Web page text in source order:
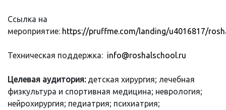
Ссылка на
мероприятие: https://pruffme.com/landing/u4016817/
Техническая поддержка: info@roshalschool.ru
Целевая аудитория: детская хирургия; лечебная
физкультура и спортивная медицина; неврология;
нейрохирургия; педиатрия; психиатрия;